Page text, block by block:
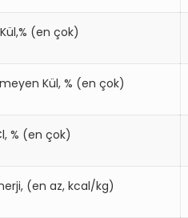
(en çok)
Kül, % (en çok)
% (en çok)
(en az, kcal/kg)